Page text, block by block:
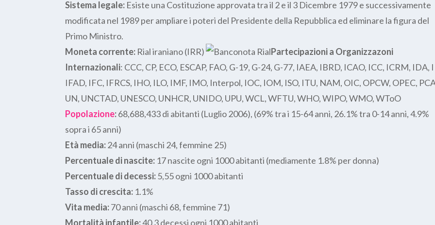
Sistema legale: Esiste una Costituzione approvata tra il 2 e il 3 Dicembre 1979 e successivamente
modificata nel 1989 per ampliare i poteri del Presidente della Repubblica ed eliminare la figura del
Primo Ministro.
Moneta corrente: Rial iraniano (IRR)
Partecipazioni a Organizzazoni
Internazionali: CCC, CP, ECO, ESCAP, FAO, G-19, G-24, G-77, IAEA, IBRD, ICAO, ICC, ICRM, IDA,
IFAD, IFC, IFRCS, IHO, ILO, IMF, IMO, Interpol, IOC, IOM, ISO, ITU, NAM, OIC, OPCW, OPEC,
UN, UNCTAD, UNESCO, UNHCR, UNIDO, UPU, WCL, WFTU, WHO, WIPO, WMO, WToO
Popolazione:68,688,433 di abitanti (Luglio 2006), (69% tra i 15-64 anni, 26.1% tra 0-14 anni, 4.9%
sopra i 65 anni)
Età media:24 anni (maschi 24, femmine 25)
Percentuale di nascite: 17 nascite ogni 1000 abitanti (mediamente 1.8% per donna)
Percentuale di decessi:5,55 ogni 1000 abitanti
Tasso di crescita: 1.1%
Vita media:70 anni (maschi 68, femmine 71)
Mortalità infantile:40.3 decessi ogni 1000 abitanti